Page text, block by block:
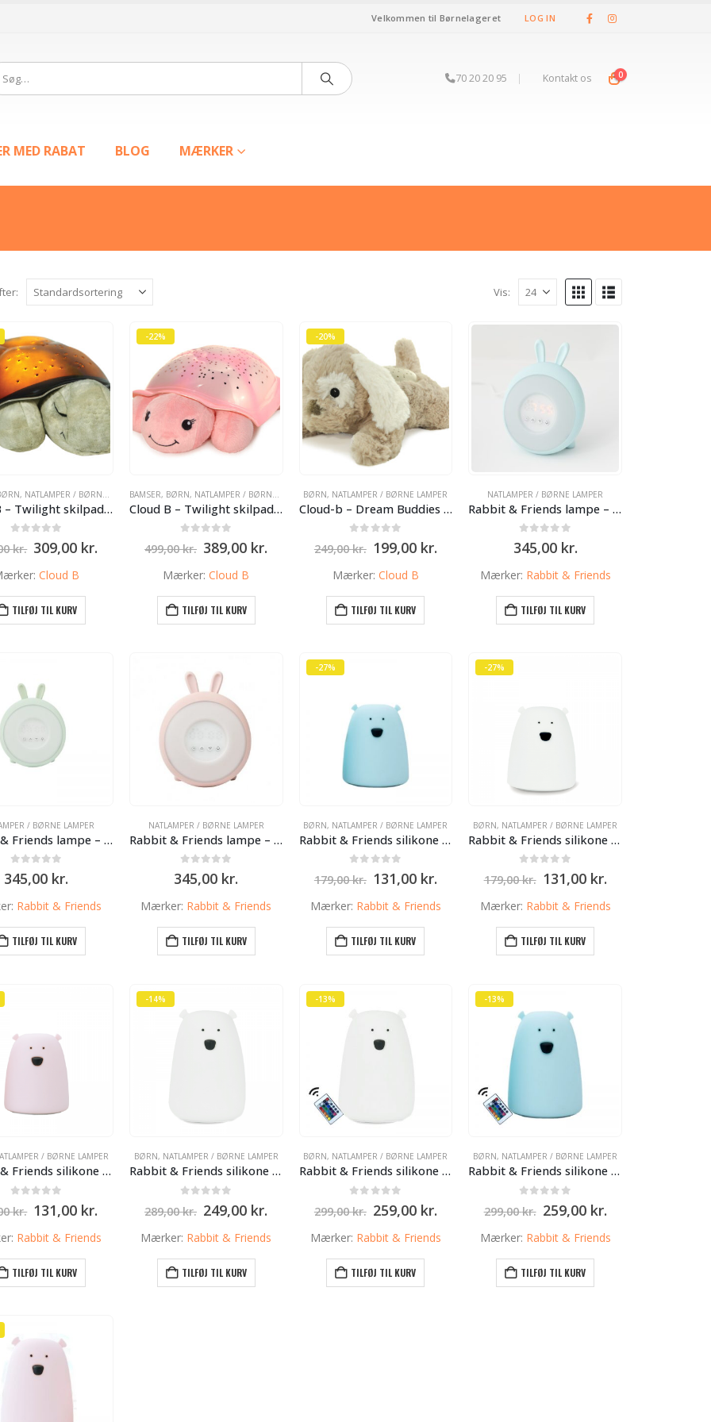
Velkommen til Børnelageret LOG IN
70 20 20 95 | Kontakt os 0
MED RABAT BLOG MÆRKER
Vis:
, NATLAMPER / BØRNE LAMPER
Cloud B – Twilight skilpadde natlampe mocha
kr. Den
oprindelige
pris
399,00 kr..
309,00 kr.
Cloud B
TILFØJ TIL KURV
-22%
BAMSER, BØRN, NATLAMPER / BØRNE LAMPER
Cloud B – Twilight skilpadde natlampe pink
499,00kr. Den
oprindelige
pris
499,00 kr..
389,00 kr.
Mærker:Cloud B
TILFØJ TIL KURV
-20%
BØRN, NATLAMPER / BØRNE LAMPER
Cloud-b – Dream Buddies – Natlampe – Hvalp – Børnelageret
249,00kr. Den
oprindelige
pris
249,00 kr..
199,00 kr.Den
Mærker: Cloud B
TILFØJ TIL KURV
NATLAMPER / BØRNE LAMPER
Rabbit & Friends lampe – Wake Up – lyseblå
ud af 5
345,00 kr.
Mærker: Rabbit & Friends
TILFØJ TIL KURV
/ BØRNE LAMPER
Rabbit & Friends lampe – Wake Up – lysegrøn
ud af 5
345,00 kr.
Rabbit & Friends
TILFØJ TIL KURV
NATLAMPER / BØRNE LAMPER
Rabbit & Friends lampe – Wake Up – Soft rose
ud af 5
345,00 kr.
Mærker: Rabbit & Friends
TILFØJ TIL KURV
-27%
BØRN, NATLAMPER / BØRNE LAMPER
Rabbit & Friends silikone lampe med Batteri – Blå – lille bjørn – 10cm
179,00kr. Den
oprindelige
pris
179,00 kr..
131,00 kr.Den
pris
Mærker: Rabbit & Friends
TILFØJ TIL KURV
-27%
BØRN, NATLAMPER / BØRNE LAMPER
Rabbit & Friends silikone lampe med Batteri – Hvid – lille bjørn – 10cm
179,00kr. Den
oprindelige
pris
179,00 kr..
131,00 kr.Den
pris
Mærker: Rabbit & Friends
TILFØJ TIL KURV
/ BØRNE LAMPER
Rabbit & Friends silikone lampe med Batteri – Lyserød – lille bjørn – 10cm
kr. Den
oprindelige
pris
179,00 kr..
131,00 kr.
pris
Rabbit & Friends
TILFØJ TIL KURV
-14%
BØRN, NATLAMPER / BØRNE LAMPER
Rabbit & Friends silikone lampe med USB – Hvid – Store Bjørn – 16cm
289,00kr. Den
oprindelige
pris
289,00 kr..
249,00 kr.
pris
Mærker: Rabbit & Friends
TILFØJ TIL KURV
-13%
BØRN, NATLAMPER / BØRNE LAMPER
Rabbit & Friends silikone lampe med USB fjernbetjening – Hvid – Store Bjørn – 16cm
299,00kr. Den
oprindelige
pris
299,00 kr..
259,00 kr.Den
pris
Mærker: Rabbit & Friends
TILFØJ TIL KURV
-13%
BØRN, NATLAMPER / BØRNE LAMPER
Rabbit & Friends silikone natlampe med USB fjernbetjening – Lyseblå – Store Bjørn – 16cm
299,00kr. Den
oprindelige
pris
299,00 kr..
259,00 kr.Den
pris
Mærker: Rabbit & Friends
TILFØJ TIL KURV